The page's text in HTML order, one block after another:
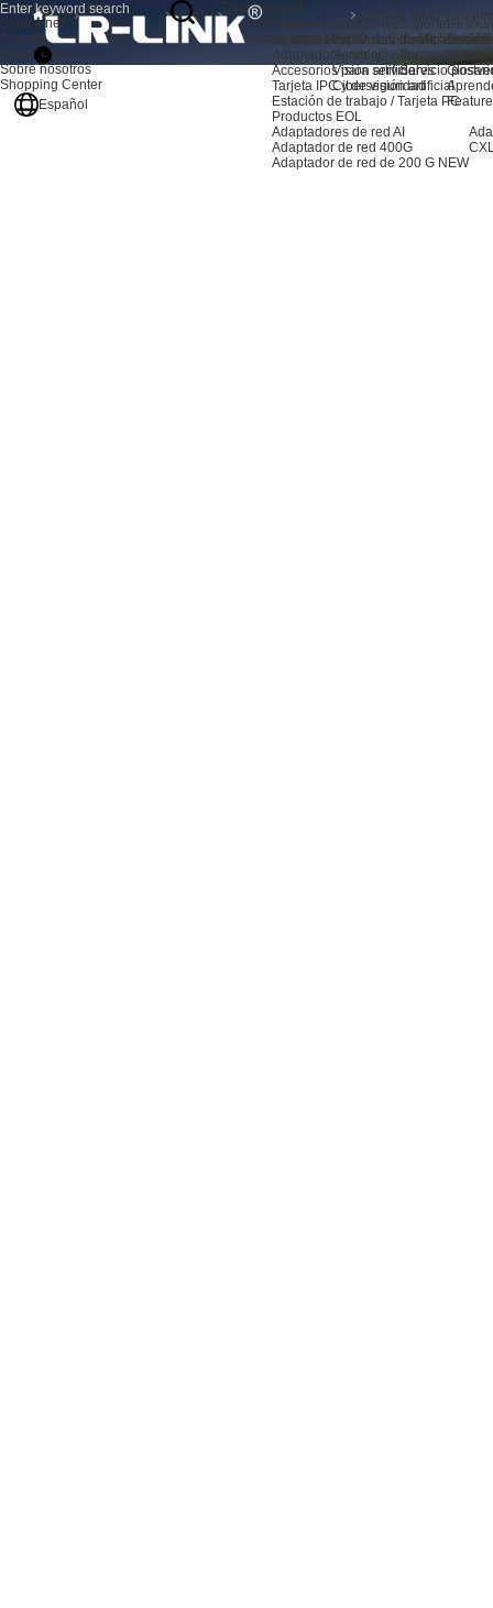
Productos
Adaptadores de servidor AI
Adaptadores de servidor
Accesorios para servidores
Tarjeta IPC y de visión artificial
Estación de trabajo / Tarjeta PC
Productos EOL
Adaptadores de red AI
Adaptador de red 400G
Adaptador de red de 200 G NEW
Soluciones
Expansión de
Servidor
Visión artificial
Ciberseguridad
Soporte
Centro de
Preguntas
Servicio
Video
Productos
Soluciones
Soporte
Resources
Sobre nosotros
Shopping Center
Español
Inicio Sobre
nosotros
Noticias
Dinámica del
producto
¿Qué es RAID y cuáles son las diferencias entre RAID 0, 1, 5, 6, 10, 50 y 60?